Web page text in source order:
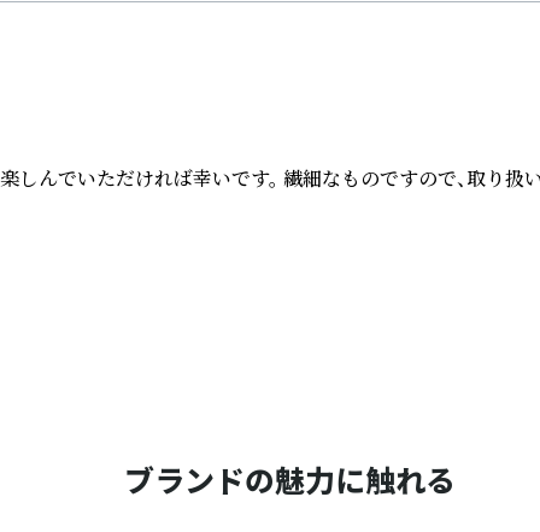
んでいただければ幸いです。 繊細なものですので、取り
ブランドの魅力に触れる